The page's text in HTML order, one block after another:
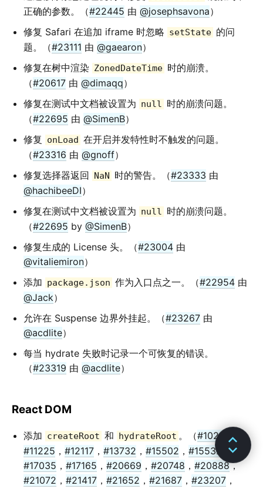
正确的参数。（#22445 由 @josephsavona）
修复 Safari 在追加 iframe 时忽略 setState 的问
题。（#23111 由 @gaearon）
修复在树中渲染 ZonedDateTime 时的崩溃。
（#20617 由 @dimaqq）
修复在测试中文档被设置为 null 时的崩溃问题。
（#22695 由 @SimenB）
修复
onLoad 在开启并发特性时不触发的问题。
（#23316 由 @gnoff）
修复选择器返回
NaN 时的警告。（#23333 由
@hachibeeDI）
修复在测试中文档被设置为 null 时的崩溃问题。
（#22695 by @SimenB）
修复生成的 License 头。（#23004 由
@vitaliemiron）
添加 package.json 作为入口点之一。（#22954 由
@Jack）
允许在 Suspense 边界外挂起。（#23267 由
@acdlite）
每当 hydrate 失败时记录一个可恢复的错误。
（#23319 由 @acdlite）
React DOM
添加 createRoot 和 hydrateRoot 。（#10239 ，
#11225 ， #12117 ， #13732 ， #15502 ， #15532
，
#17035 ， #17165 ， #20669 ， #20748 ， #20888，
#21072 ， #21417 ， #21652 ， #21687 ， #23207 ，